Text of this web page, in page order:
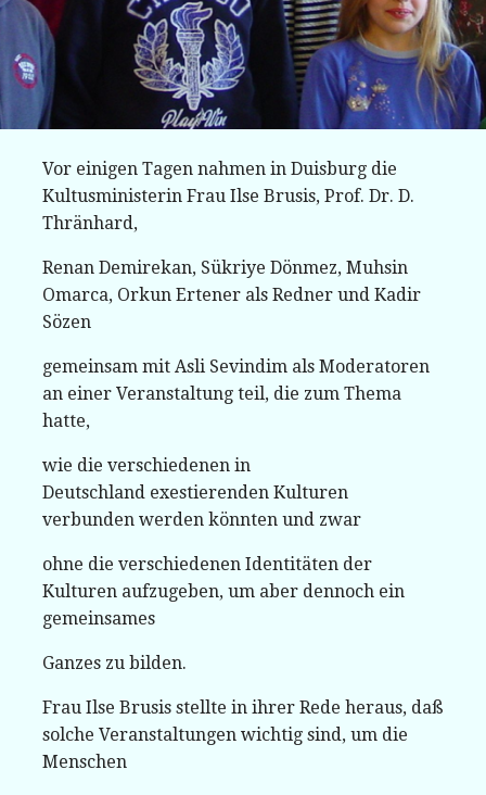
Vor einigen Tagen nahmen in Duisburg die
Kultusministerin Frau Ilse Brusis, Prof. Dr. D.
Thränhard,
Renan Demirekan, Sükriye Dönmez, Muhsin
Omarca, Orkun Ertener als Redner und Kadir
Sözen
gemeinsam mit Asli Sevindim als Moderatoren
an einer Veranstaltung teil, die zum Thema
hatte,
wie die verschiedenen in
Deutschland exestierenden Kulturen
verbunden werden könnten und zwar
ohne die verschiedenen Identitäten der
Kulturen aufzugeben, um aber dennoch ein
gemeinsames
Ganzes zu bilden.
Frau Ilse Brusis stellte in ihrer Rede heraus, daß
solche Veranstaltungen wichtig sind, um die
Menschen